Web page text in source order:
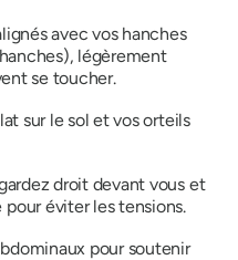
avec vos hanches
légèrement
se toucher.
sur le sol et vos orteils
droit devant vous et
éviter les tensions.
pour soutenir